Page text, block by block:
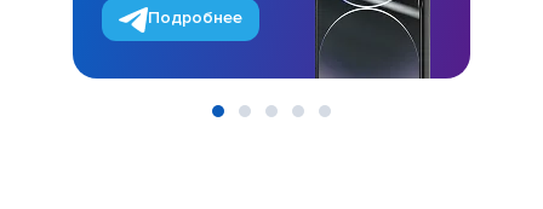
Подробнее